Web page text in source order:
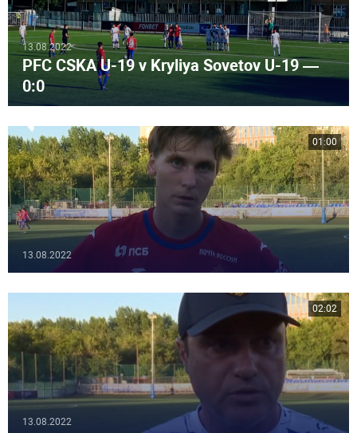
13.08.2022
PFC CSKA U-19 v Kryliya Sovetov U-19 —
0:0
13.08.2022
01:00
13.08.2022
02:02